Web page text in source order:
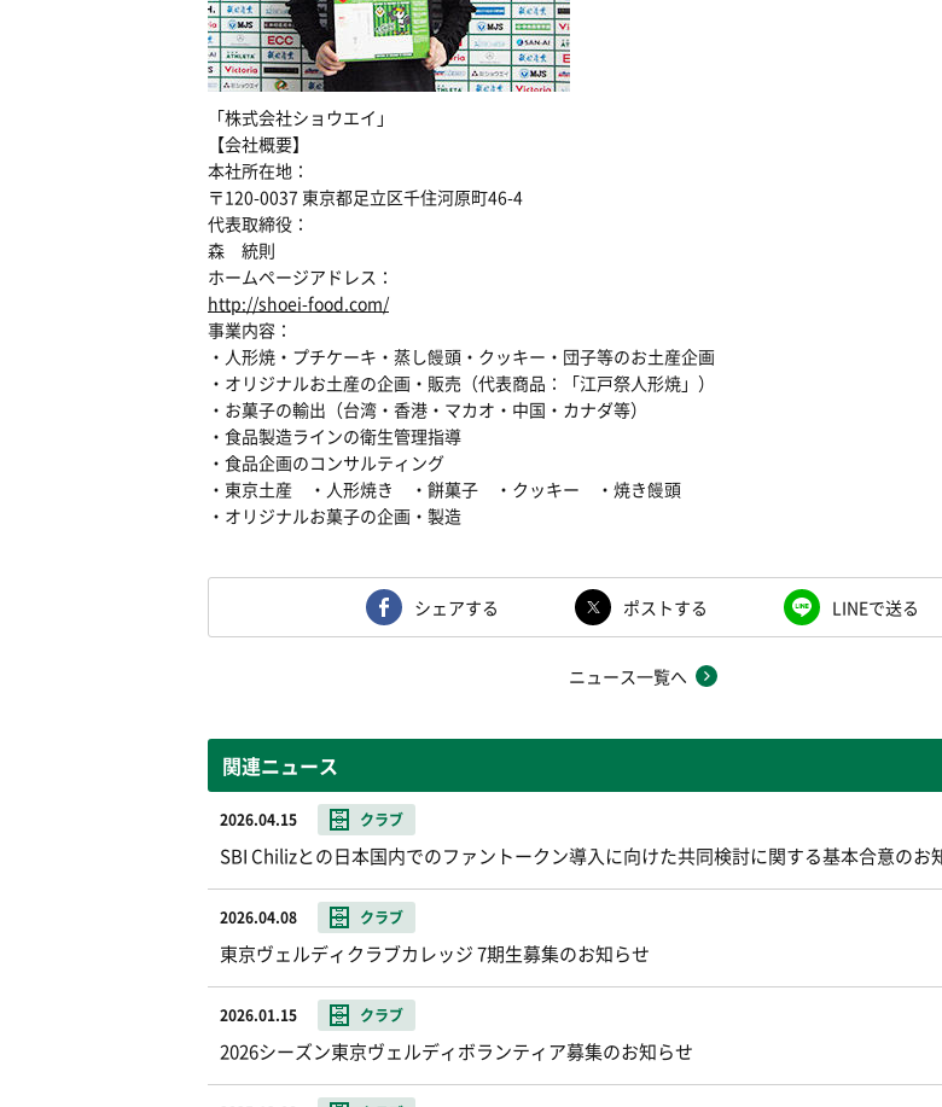
「株式会社ショウエイ」
【会社概要】
本社所在地：
〒120-0037 東京都足立区千住河原町46-4
代表取締役：
森 統則
ホームページアドレス：
http://shoei-food.com/
事業内容：
・人形焼・プチケーキ・蒸し饅頭・クッキー・団子等のお土産企画
・オリジナルお土産の企画・販売（代表商品：「江戸祭人形焼」）
・お菓子の輸出（台湾・香港・マカオ・中国・カナダ等）
・食品製造ラインの衛生管理指導
・食品企画のコンサルティング
・東京土産 ・人形焼き ・餅菓子 ・クッキー ・焼き饅頭
・オリジナルお菓子の企画・製造
シェアする ポストする LINEで送る
ニュース一覧へ
関連ニュース
2026.04.15 クラブ
SBI Chilizとの日本国内でのファントークン導入に向けた共同検討に関する基本合意のお
2026.04.08 クラブ
東京ヴェルディクラブカレッジ 7期生募集のお知らせ
2026.01.15 クラブ
2026シーズン東京ヴェルディボランティア募集のお知らせ